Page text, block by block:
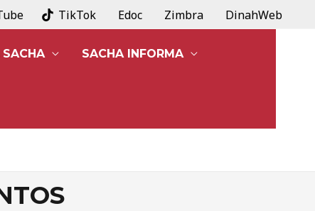
TikTok Edoc Zimbra DinahWeb
SACHA SACHA INFORMA